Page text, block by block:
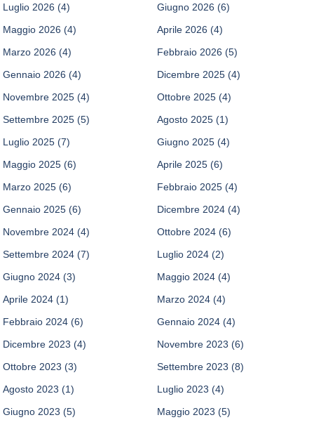
Luglio 2026 (4) Giugno 2026 (6)
Maggio 2026 (4) Aprile 2026 (4)
Marzo 2026 (4) Febbraio 2026 (5)
Gennaio 2026 (4) Dicembre 2025 (4)
Novembre 2025 (4) Ottobre 2025 (4)
Settembre 2025 (5) Agosto 2025 (1)
Luglio 2025 (7) Giugno 2025 (4)
Maggio 2025 (6) Aprile 2025 (6)
Marzo 2025 (6) Febbraio 2025 (4)
Gennaio 2025 (6) Dicembre 2024 (4)
Novembre 2024 (4) Ottobre 2024 (6)
Settembre 2024 (7) Luglio 2024 (2)
Giugno 2024 (3) Maggio 2024 (4)
Aprile 2024 (1) Marzo 2024 (4)
Febbraio 2024 (6) Gennaio 2024 (4)
Dicembre 2023 (4) Novembre 2023 (6)
Ottobre 2023 (3) Settembre 2023 (8)
Agosto 2023 (1) Luglio 2023 (4)
Giugno 2023 (5) Maggio 2023 (5)